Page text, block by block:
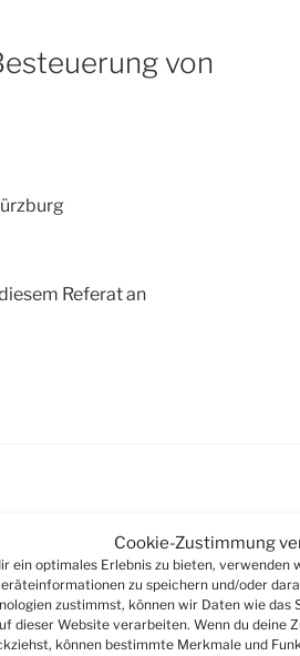
Cookie-Zustimmung
ein optimales Erlebnis zu bieten, verwenden
zu speichern und/oder
zustimmst, können wir Daten wie
dieser Website verarbeiten. Wenn du deine
können bestimmte Merkmale und
von
Referat an